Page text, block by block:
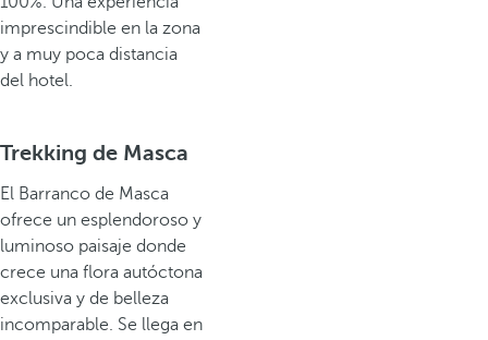
imprescindible en la zona
y a muy poca distancia
del hotel.
Trekking de Masca
El Barranco de Masca
ofrece un esplendoroso y
luminoso paisaje donde
crece una flora autóctona
exclusiva y de belleza
incomparable. Se llega en